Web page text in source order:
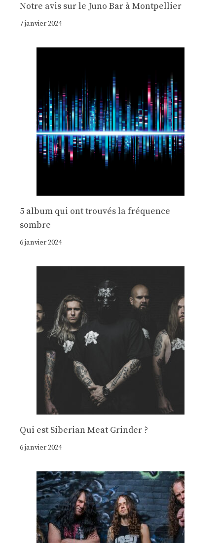
Notre avis sur le Juno Bar à Montpellier
7 janvier 2024
5 album qui ont trouvés la fréquence
sombre
6 janvier 2024
Qui est Siberian Meat Grinder ?
6 janvier 2024